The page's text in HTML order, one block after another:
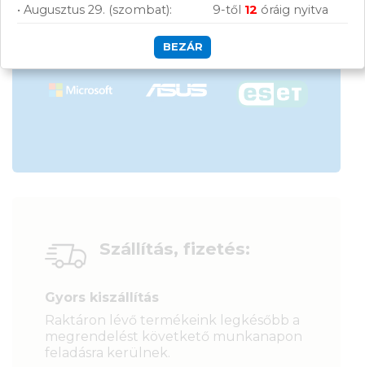
50 000 Ft felett ingyenes szállítás
Szolgáltatásaink vállalkozásoknak
Szállítás, fizetés:
Gyors kiszállítás
Raktáron lévő termékeink legkésőbb a
megrendelést követkető munkanapon
feladásra kerülnek.
• Augusztus 29. (szombat):
9-től 12 óráig nyitva
BEZÁR